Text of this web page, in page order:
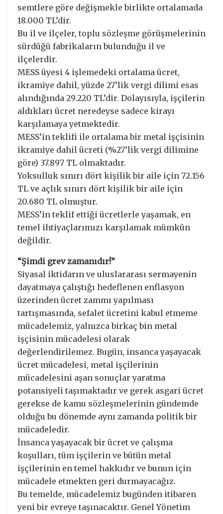
semtlere göre değişmekle birlikte ortalamada
18.000 TL’dir.
Bu il ve ilçeler, toplu sözleşme görüşmelerinin
sürdüğü fabrikaların bulunduğu il ve
ilçelerdir.
MESS üyesi 4 işlemedeki ortalama ücret,
ikramiye dahil, yüzde 27’lik vergi dilimi esas
alındığında 29.220 TL’dir. Dolayısıyla, işçilerin
aldıkları ücret neredeyse sadece kirayı
karşılamaya yetmektedir.
MESS’in teklifi ile ortalama bir metal işçisinin
ikramiye dahil ücreti (%27’lik vergi dilimine
göre) 37.897 TL olmaktadır.
Yoksulluk sınırı dört kişilik bir aile için 72.156
TL ve açlık sınırı dört kişilik bir aile için
20.680 TL olmuştur.
MESS’in teklif ettiği ücretlerle yaşamak, en
temel ihtiyaçlarımızı karşılamak mümkün
değildir.
“Şimdi grev zamanıdır!”
Siyasal iktidarın ve uluslararası sermayenin
dayatmaya çalıştığı hedeflenen enflasyon
üzerinden ücret zammı yapılması
tartışmasında, sefalet ücretini kabul etmeme
mücadelemiz, yalnızca birkaç bin metal
işçisinin mücadelesi olarak
değerlendirilemez. Bugün, insanca yaşayacak
ücret mücadelesi, metal işçilerinin
mücadelesini aşan sonuçlar yaratma
potansiyeli taşımaktadır ve gerek asgari ücret
gerekse de kamu sözleşmelerinin gündemde
olduğu bu dönemde aynı zamanda politik bir
mücadeledir.
İnsanca yaşayacak bir ücret ve çalışma
koşulları, tüm işçilerin ve bütün metal
işçilerinin en temel hakkıdır ve bunun için
mücadele etmekten geri durmayacağız.
Bu temelde, mücadelemiz bugünden itibaren
yeni bir evreye taşınacaktır. Genel Yönetim